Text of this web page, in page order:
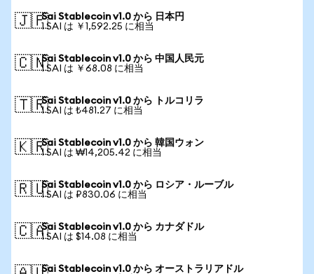
🇯🇵Sai Stablecoin v1.0 から 日本円
1 SAI は ￥1,592.25 に相当
🇨🇳Sai Stablecoin v1.0 から 中国人民元
1 SAI は ￥68.08 に相当
🇹🇷Sai Stablecoin v1.0 から トルコリラ
1 SAI は ₺481.27 に相当
🇰🇷Sai Stablecoin v1.0 から 韓国ウォン
1 SAI は ₩14,205.42 に相当
🇷🇺Sai Stablecoin v1.0 から ロシア・ルーブル
1 SAI は ₽830.06 に相当
🇨🇦Sai Stablecoin v1.0 から カナダドル
1 SAI は $14.08 に相当
Sai Stablecoin v1.0 から オーストラリアドル